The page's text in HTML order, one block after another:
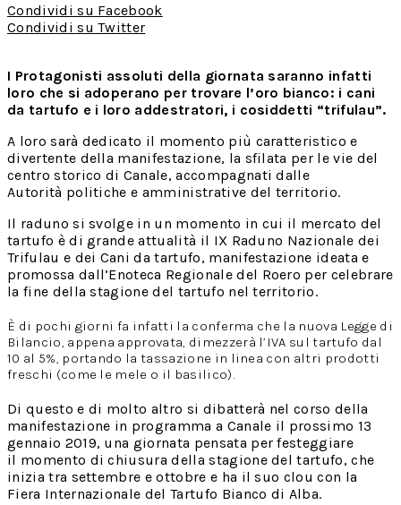
Condividi su Facebook
Condividi su Twitter
I Protagonisti assoluti della giornata saranno infatti
loro che si adoperano per trovare l’oro bianco: i cani
da tartufo e i loro addestratori, i cosiddetti “trifulau”.
A loro sarà dedicato il momento più caratteristico e
divertente della manifestazione, la sfilata per le vie del
centro storico di Canale, accompagnati dalle
Autorità politiche e amministrative del territorio.
Il raduno si svolge in un momento in cui il mercato del
tartufo è di grande attualità il IX Raduno Nazionale dei
Trifulau e dei Cani da tartufo, manifestazione ideata e
promossa dall’Enoteca Regionale del Roero per celebrare
la fine della stagione del tartufo nel territorio.
È di pochi giorni fa infatti la conferma che la nuova Legge di
Bilancio, appena approvata, dimezzerà l’IVA sul tartufo dal
10 al 5%, portando la tassazione in linea con altri prodotti
freschi (come le mele o il basilico).
Di questo e di molto altro si dibatterà nel corso della
manifestazione in programma a Canale il prossimo 13
gennaio 2019, una giornata pensata per festeggiare
il momento di chiusura della stagione del tartufo, che
inizia tra settembre e ottobre e ha il suo clou con la
Fiera Internazionale del Tartufo Bianco di Alba.